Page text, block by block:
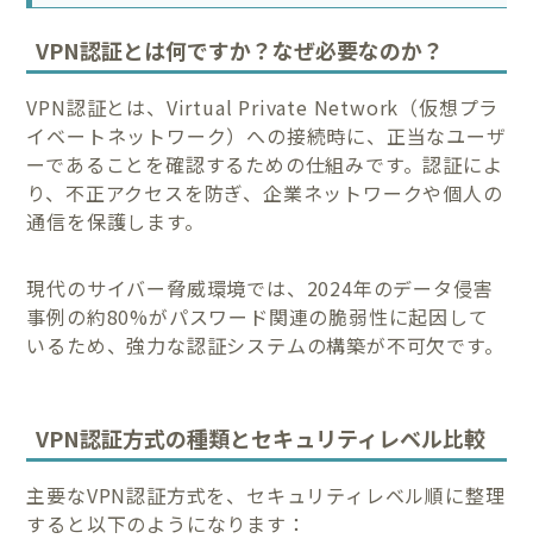
VPN認証とは何ですか？なぜ必要なのか？
VPN認証とは、Virtual Private Network（仮想プラ
イベートネットワーク）への接続時に、正当なユーザ
ーであることを確認するための仕組みです。認証によ
り、不正アクセスを防ぎ、企業ネットワークや個人の
通信を保護します。
現代のサイバー脅威環境では、2024年のデータ侵害
事例の約80%がパスワード関連の脆弱性に起因して
いるため、強力な認証システムの構築が不可欠です。
VPN認証方式の種類とセキュリティレベル比較
主要なVPN認証方式を、セキュリティレベル順に整理
すると以下のようになります：